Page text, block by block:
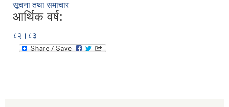
सूचना तथा समाचार
आर्थिक वर्ष:
८२।८३